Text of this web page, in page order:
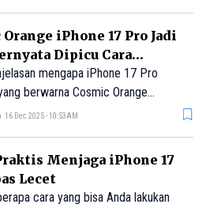
iPhone 17 Pro Jadi
Dipicu Cara
yang Salah
mengapa iPhone 17 Pro
berwarna Cosmic Orange
colorgate atau berubah warna jadi
16 Dec 2025 - 10:53AM
Menjaga iPhone 17
Lecet
cara yang bisa Anda lakukan